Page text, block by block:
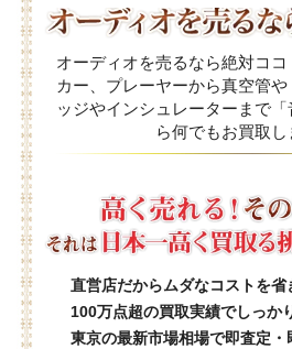
オーディオを売るなら絶対コ
カー、プレーヤーから真空管
ッジやインシュレーターまで
ら何でもお買取し
直営店だからムダなコストを省
100万点超の買取実績でしっか
東京の最新市場相場で即査定・